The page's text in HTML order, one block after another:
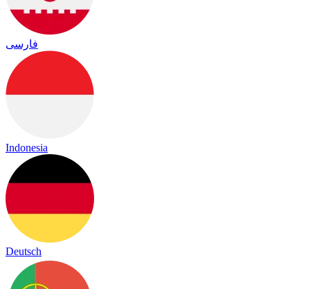
فارسی
Indonesia
Deutsch